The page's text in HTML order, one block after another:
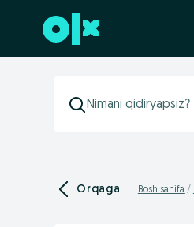
Futerga oʻtish
Orqaga Bosh sahifa